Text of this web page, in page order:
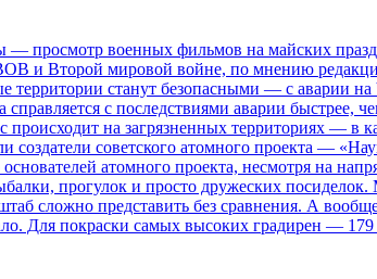
— просмотр военных фильмов на майских
и Второй мировой войне, по мнению
территории станут безопасными — с аварии на
с последствиями аварии быстрее,
происходит на загрязненных территориях — в
советского атомного проекта —
атомного проекта, несмотря на
прогулок и просто дружеских
сложно представить без сравнения. А
Для покраски самых высоких градирен — 179